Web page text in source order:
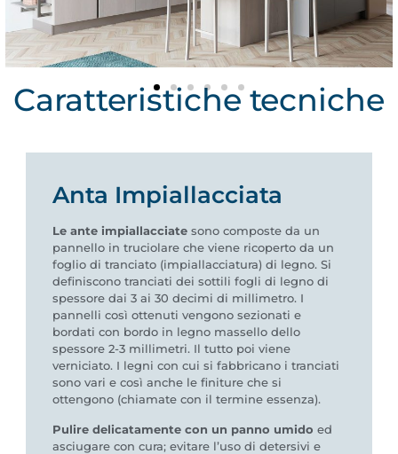
Caratteristiche tecniche
Anta Impiallacciata
Le ante impiallacciate sono composte da un
pannello in truciolare che viene ricoperto da un
foglio di tranciato (impiallacciatura) di legno. Si
definiscono tranciati dei sottili fogli di legno di
spessore dai 3 ai 30 decimi di millimetro. I
pannelli così ottenuti vengono sezionati e
bordati con bordo in legno massello dello
spessore 2-3 millimetri. Il tutto poi viene
verniciato. I legni con cui si fabbricano i tranciati
sono vari e così anche le finiture che si
ottengono (chiamate con il termine essenza).
Pulire delicatamente con un panno umido ed
asciugare con cura; evitare l’uso di detersivi e